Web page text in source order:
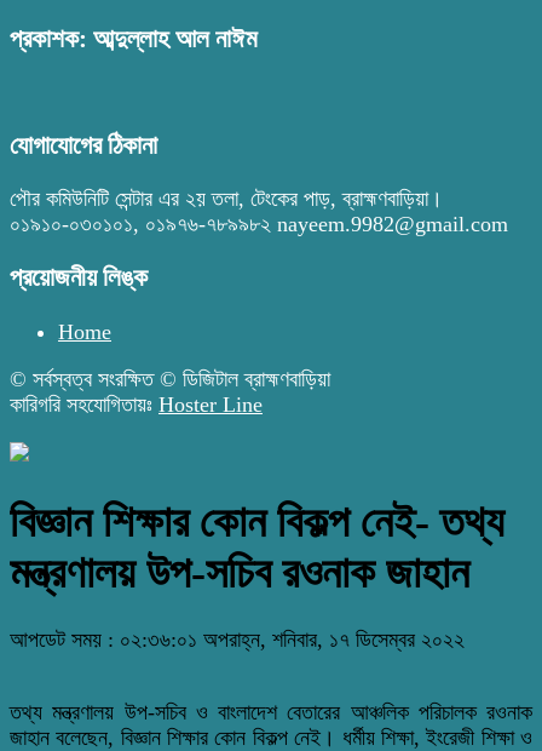
প্রকাশক: আব্দুল্লাহ আল নাঈম
যোগাযোগের ঠিকানা
পৌর কমিউনিটি সেন্টার এর ২য় তলা, টেংকের পাড়, ব্রাহ্মণবাড়িয়া।
০১৯১০-০৩০১০১, ০১৯৭৬-৭৮৯৯৮২ nayeem.9982@gmail.com
প্রয়োজনীয় লিঙ্ক
Home
© সর্বস্বত্ব সংরক্ষিত © ডিজিটাল ব্রাহ্মণবাড়িয়া
কারিগরি সহযোগিতায়ঃ Hoster Line
বিজ্ঞান শিক্ষার কোন বিকল্প নেই- তথ্য
মন্ত্রণালয় উপ-সচিব রওনাক জাহান
আপডেট সময় : ০২:৩৬:০১ অপরাহ্ন, শনিবার, ১৭ ডিসেম্বর ২০২২
তথ্য মন্ত্রণালয় উপ-সচিব ও বাংলাদেশ বেতারের আঞ্চলিক পরিচালক রওনাক
জাহান বলেছেন, বিজ্ঞান শিক্ষার কোন বিকল্প নেই। ধর্মীয় শিক্ষা, ইংরেজী শিক্ষা ও